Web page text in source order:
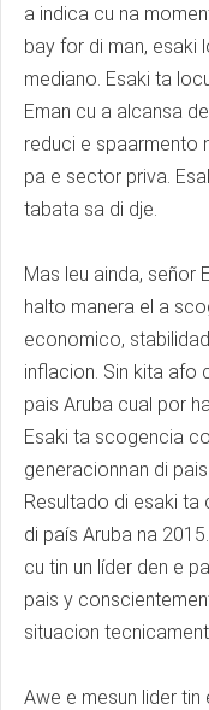
a indica cu na
bay for di man, esaki
mediano. Esaki ta
Eman cu a alcansa
reduci e spaarmento
pa e sector priva.
tabata sa di dje.
Mas leu ainda, señor
halto manera el a
economico,
inflacion. Sin kita afo
pais Aruba cual por
Esaki ta scogencia
generacionnan di
Resultado di esaki ta
di país Aruba na
cu tin un líder den e
pais y
situacion
Awe e mesun lider